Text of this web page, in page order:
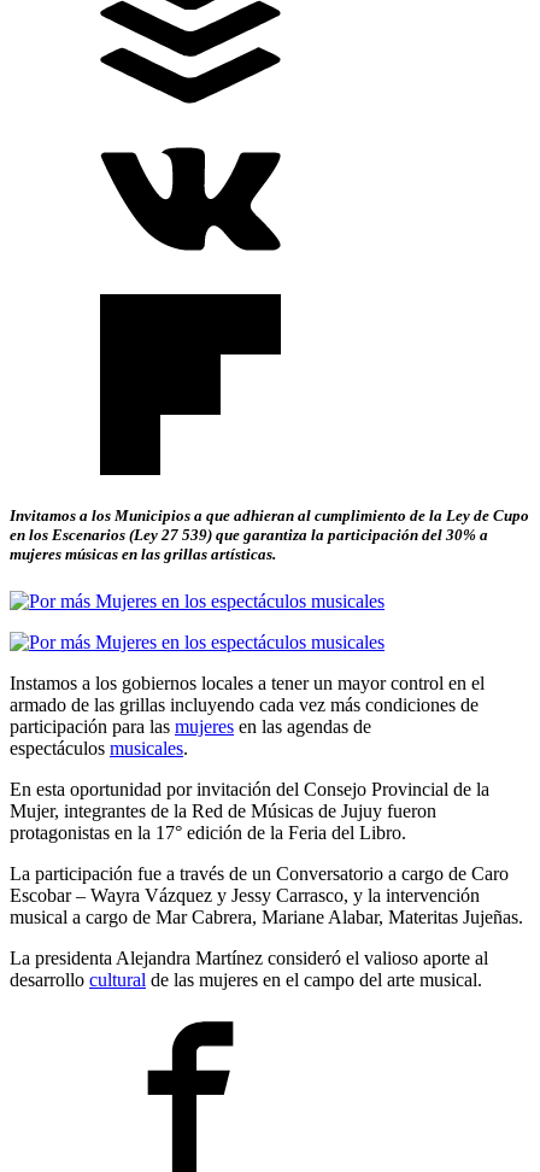
Invitamos a los Municipios a que adhieran al cumplimiento de la Ley de Cupo
en los Escenarios (Ley 27 539) que garantiza la participación del 30% a
mujeres músicas en las grillas artísticas.
Instamos a los gobiernos locales a tener un mayor control en el
armado de las grillas incluyendo cada vez más condiciones de
participación para las mujeres en las agendas de
espectáculos musicales.
En esta oportunidad por invitación del Consejo Provincial de la
Mujer, integrantes de la Red de Músicas de Jujuy fueron
protagonistas en la 17° edición de la Feria del Libro.
La participación fue a través de un Conversatorio a cargo de Caro
Escobar – Wayra Vázquez y Jessy Carrasco, y la intervención
musical a cargo de Mar Cabrera, Mariane Alabar, Materitas Jujeñas.
La presidenta Alejandra Martínez consideró el valioso aporte al
desarrollo cultural de las mujeres en el campo del arte musical.